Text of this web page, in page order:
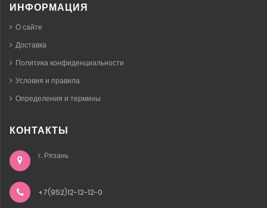
ИНФОРМАЦИЯ
О сайте
Доставка
Политика конфиденциальности
Условия и правила
Определения и термины
КОНТАКТЫ
г. Рязань
+7(952)12-12-12-0